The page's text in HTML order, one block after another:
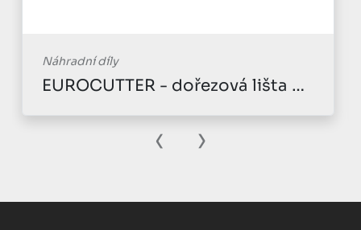
Náhradní díly
EUROCUTTER - dořezová lišta pro trojřez - 4x30x1000 - šedá
‹ ›